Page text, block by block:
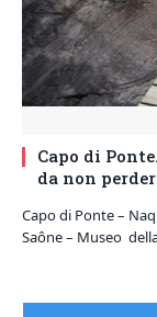
Capo di
da non
Capo di Ponte –
Saône – Museo